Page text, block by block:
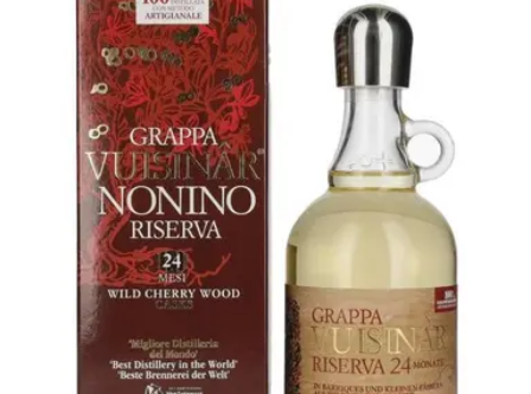
Fromages du Monde
DécouvertesDécouverteDécouvertes
fromagères Dégustationdécouverte
Fromages du Monde